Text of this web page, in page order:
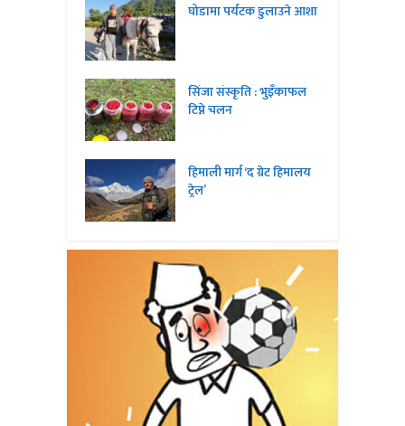
घोडामा पर्यटक डुलाउने आशा
सिंजा संस्कृति : भुइँकाफल
टिप्ने चलन
हिमाली मार्ग ‘द ग्रेट हिमालय
ट्रेल’